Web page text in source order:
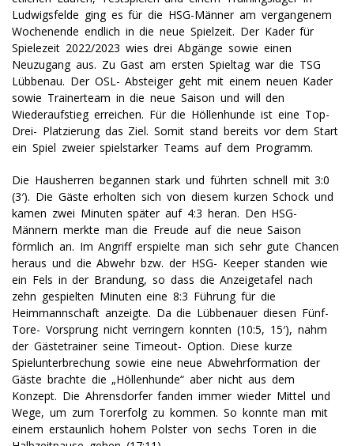
Ludwigsfelde ging es für die HSG-Männer am vergangenem
Wochenende endlich in die neue Spielzeit. Der Kader für
Spielezeit 2022/2023 wies drei Abgänge sowie einen
Neuzugang aus. Zu Gast am ersten Spieltag war die TSG
Lübbenau. Der OSL- Absteiger geht mit einem neuen Kader
sowie Trainerteam in die neue Saison und will den
Wiederaufstieg erreichen. Für die Höllenhunde ist eine Top-
Drei- Platzierung das Ziel. Somit stand bereits vor dem Start
ein Spiel zweier spielstarker Teams auf dem Programm.
Die Hausherren begannen stark und führten schnell mit 3:0
(3′). Die Gäste erholten sich von diesem kurzen Schock und
kamen zwei Minuten später auf 4:3 heran. Den HSG-
Männern merkte man die Freude auf die neue Saison
förmlich an. Im Angriff erspielte man sich sehr gute Chancen
heraus und die Abwehr bzw. der HSG- Keeper standen wie
ein Fels in der Brandung, so dass die Anzeigetafel nach
zehn gespielten Minuten eine 8:3 Führung für die
Heimmannschaft anzeigte. Da die Lübbenauer diesen Fünf-
Tore- Vorsprung nicht verringern konnten (10:5, 15′), nahm
der Gästetrainer seine Timeout- Option. Diese kurze
Spielunterbrechung sowie eine neue Abwehrformation der
Gäste brachte die „Höllenhunde“ aber nicht aus dem
Konzept. Die Ahrensdorfer fanden immer wieder Mittel und
Wege, um zum Torerfolg zu kommen. So konnte man mit
einem erstaunlich hohem Polster von sechs Toren in die